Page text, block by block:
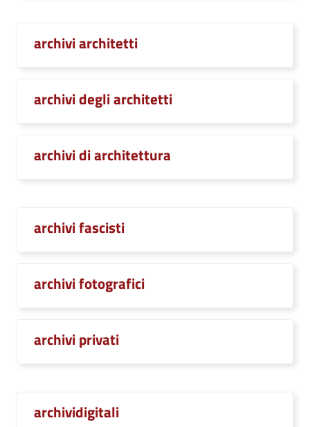
archivi architetti
archivi degli architetti
archivi di architettura
archivi fascisti
archivi fotografici
archivi privati
archividigitali